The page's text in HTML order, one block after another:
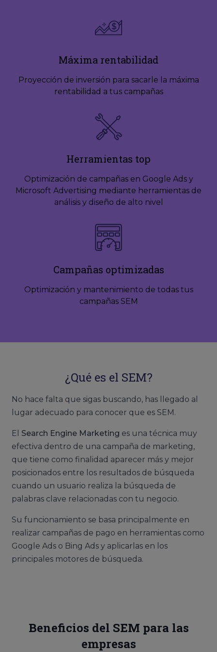
Máxima rentabilidad
Proyección de inversión para sacarle la máxima
rentabilidad a tus campañas
Herramientas top
Optimización de campañas en Google Ads y
Microsoft Advertising mediante herramientas de
análisis y diseño de alto nivel
Campañas optimizadas
Optimización y mantenimiento de todas tus
campañas SEM
¿Qué es el SEM?
No hace falta que sigas buscando, has llegado al
lugar adecuado para conocer que es SEM.
El Search Engine Marketing es una técnica muy
efectiva dentro de una campaña de marketing,
que tiene como finalidad aparecer más y mejor
posicionados entre los resultados de búsqueda
cuando un usuario realiza la búsqueda de
palabras clave relacionadas con tu negocio.
Su funcionamiento se basa principalmente en
realizar campañas de pago en herramientas como
Google Ads o Bing Ads y aplicarlas en los
principales motores de búsqueda.
Beneficios del SEM para las
empresas